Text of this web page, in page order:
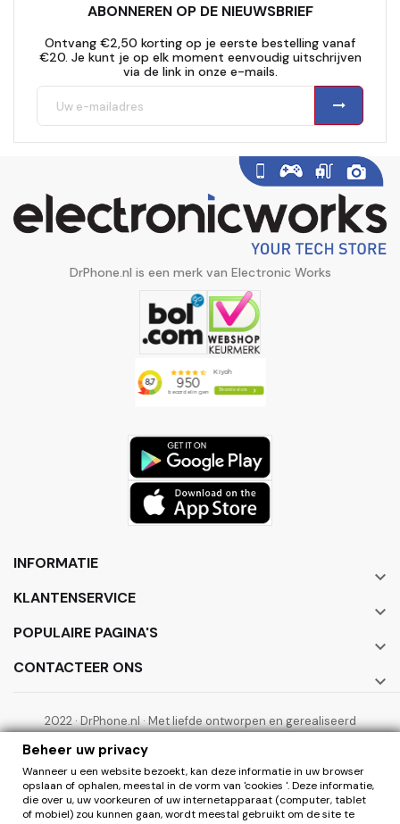
ABONNEREN OP DE NIEUWSBRIEF
Ontvang €2,50 korting op je eerste bestelling vanaf
€20. Je kunt je op elk moment eenvoudig uitschrijven
via de link in onze e-mails.
DrPhone.nl is een merk van Electronic Works
INFORMATIE

KLANTENSERVICE

POPULAIRE PAGINA'S

CONTACTEER ONS

2022 · DrPhone.nl · Met liefde ontworpen en gerealiseerd
Beheer uw privacy
Wanneer u een website bezoekt, kan deze informatie in uw browser
opslaan of ophalen, meestal in de vorm van 'cookies '. Deze informatie,
die over u, uw voorkeuren of uw internetapparaat (computer, tablet
of mobiel) zou kunnen gaan, wordt meestal gebruikt om de site te